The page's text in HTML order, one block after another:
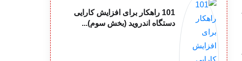
101 راهکار برای افزایش کارایی
دستگاه اندروید (بخش سوم)...